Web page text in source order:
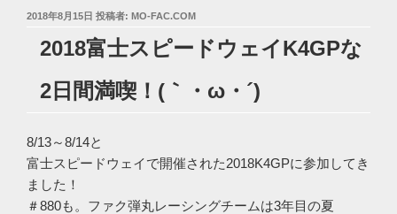
投
2018年8月15日 投稿者: MO-FAC.COM
2018富士スピードウェイK4GPな
2日間満喫！(｀・ω・´)ゞ
8/13～8/14と
富士スピードウェイで開催された2018K4GPに参加してき
ました！
＃880も。ファク弾丸レーシングチームは3年目の夏